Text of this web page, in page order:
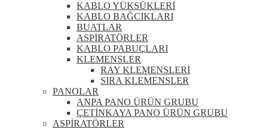
KABLO YÜKSÜKLERİ
KABLO BAĞCIKLARI
BUATLAR
ASPİRATÖRLER
KABLO PABUÇLARI
KLEMENSLER
RAY KLEMENSLERİ
SIRA KLEMENSLER
PANOLAR
ANPA PANO ÜRÜN GRUBU
ÇETİNKAYA PANO ÜRÜN GRUBU
ASPİRATÖRLER